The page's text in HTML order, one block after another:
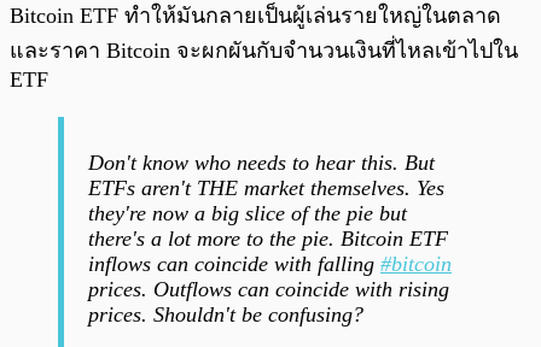
Bitcoin ETF ทำให้มันกลายเป็นผู้เล่นรายใหญ่ในตลาด
และราคา Bitcoin จะผกผันกับจำนวนเงินที่ไหลเข้าไปใน
ETF
Don't know who needs to hear this. But
ETFs aren't THE market themselves. Yes
they're now a big slice of the pie but
there's a lot more to the pie. Bitcoin ETF
inflows can coincide with falling #bitcoin
prices. Outflows can coincide with rising
prices. Shouldn't be confusing?